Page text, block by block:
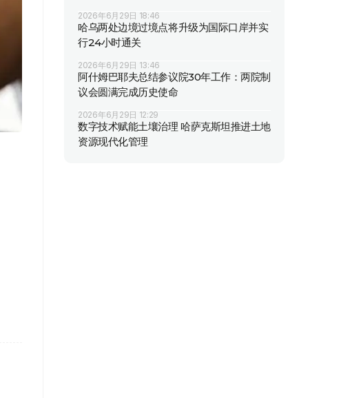
2026年6月29日 18:46
哈乌两处边境过境点将升级为国际口岸并实
行24小时通关
2026年6月29日 13:46
阿什姆巴耶夫总结参议院30年工作：两院制
议会圆满完成历史使命
2026年6月29日 12:29
数字技术赋能土壤治理 哈萨克斯坦推进土地
资源现代化管理